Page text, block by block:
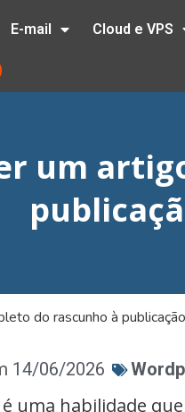
E-mail Cloud e VPS
um
do rascunho à
14/06/2026
uma habilidade